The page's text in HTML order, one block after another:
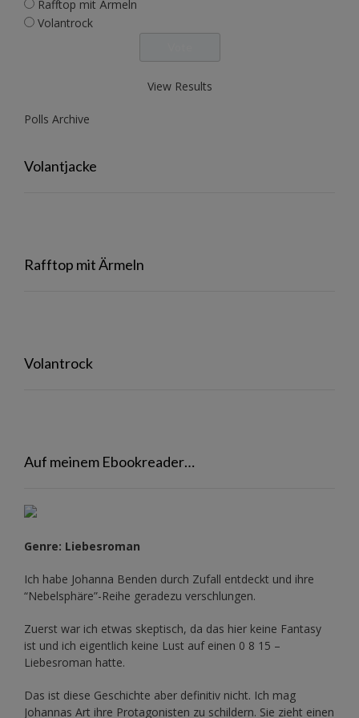
Rafftop mit Ärmeln
Volantrock
View Results
Polls Archive
Volantjacke
Rafftop mit Ärmeln
Volantrock
Auf meinem Ebookreader…
Genre: Liebesroman
Ich habe Johanna Benden durch Zufall entdeckt und ihre
“Nebelsphäre”-Reihe geradezu verschlungen.
Zuerst war ich etwas skeptisch, da das hier keine Fantasy
ist und ich eigentlich keine Lust auf einen 0 8 15 –
Liebesroman hatte.
Das ist diese Geschichte aber definitiv nicht. Ich mag
Johannas Art ihre Protagonisten zu schildern. Sie zieht einen